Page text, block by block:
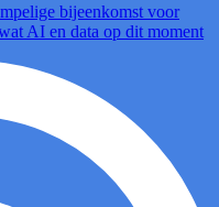
bijeenkomst voor
AI en data op dit moment